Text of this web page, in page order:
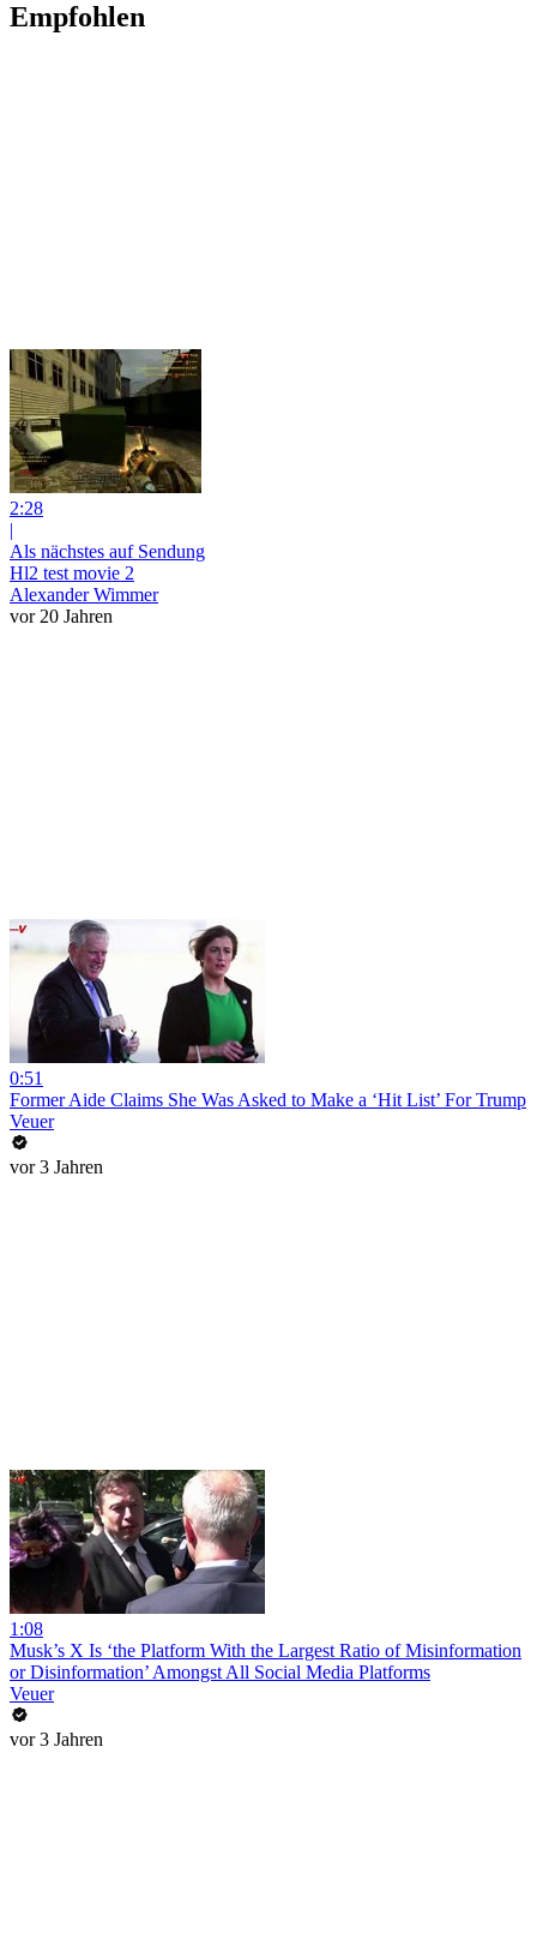
Empfohlen
2:28
|
Als nächstes auf Sendung
Hl2 test movie 2
Alexander Wimmer
vor 20 Jahren
0:51
Former Aide Claims She Was Asked to Make a ‘Hit List’ For Trump
Veuer
vor 3 Jahren
1:08
Musk’s X Is ‘the Platform With the Largest Ratio of Misinformation
or Disinformation’ Amongst All Social Media Platforms
Veuer
vor 3 Jahren